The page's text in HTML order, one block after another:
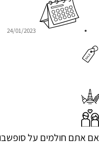
24/01/2023
אם אתם חולמים על